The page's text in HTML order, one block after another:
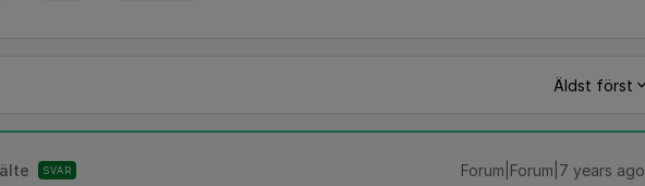
Äldst först
SVAR Forum|Forum|7 years ago